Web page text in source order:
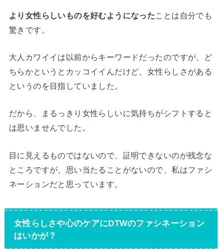
より女性らしいものを好むようになったことは自分でも
驚きです。
大人カワイイは以前からキーワードだったのですが、ど
ちらかというとカッコイイんだけど、女性らしさがある
というのを目指していました。
だから、まるっきり女性らしいに気持ちがシフトすると
は思いませんでした。
目に見えるものではないので、証明できないのが残念な
ところですが、思い当たることがないので、私はファシ
ネーションだと思っています。
女性らしさや心のケアにDTWのファシネーション
はいかが？